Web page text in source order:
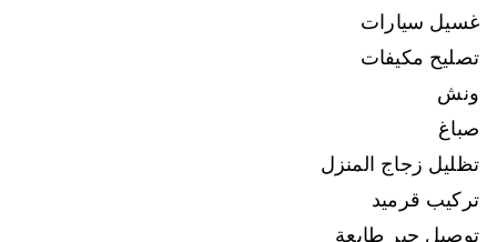
غسيل سيارات
تصليح مكيفات
ونش
صباغ
تظليل زجاج المنزل
تركيب قرميد
توصيل حبر طابعة